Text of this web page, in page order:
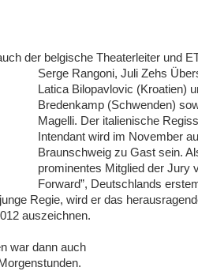
der belgische Theaterleiter und
Serge Rangoni, Juli Zehs
Latica Bilopavlovic (Kroatien)
Bredenkamp (Schwenden)
Magelli. Der italienische
Intendant wird im November
Braunschweig zu Gast sein.
prominentes Mitglied der Jury
Forward”, Deutschlands
Regie, wird er das
auszeichnen.
war dann auch